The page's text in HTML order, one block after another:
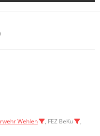
Wehlen , FEZ BeKu
,